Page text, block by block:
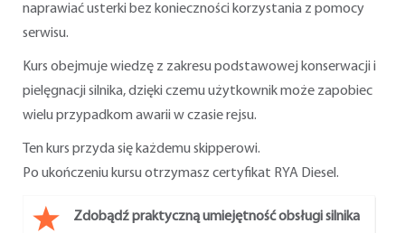
naprawiać usterki bez konieczności korzystania z pomocy
serwisu.
Kurs obejmuje wiedzę z zakresu podstawowej konserwacji i
pielęgnacji silnika, dzięki czemu użytkownik może zapobiec
wielu przypadkom awarii w czasie rejsu.
Ten kurs przyda się każdemu skipperowi.
Po ukończeniu kursu otrzymasz certyfikat RYA Diesel.
Zdobądź praktyczną umiejętność obsługi silnika